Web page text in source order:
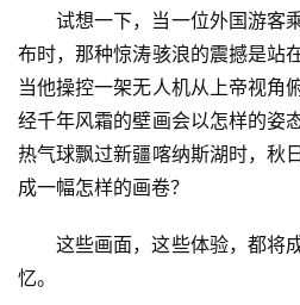
二
消
文
旅
融
乡
试想一下，当一位外国游客
布时，那种惊涛骇浪的震撼是站
当他操控一架无人机从上帝视角
经千年风霜的壁画会以怎样的姿
热气球飘过新疆喀纳斯湖时，秋
成一幅怎样的画卷？
这些画面，这些体验，都将
忆。